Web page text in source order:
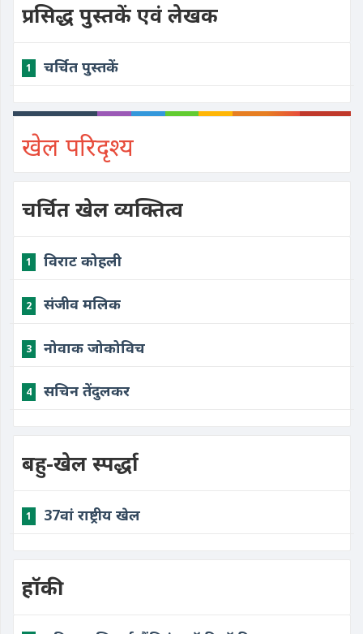
प्रसिद्ध पुस्तकें एवं लेखक
1 चर्चित पुस्तकें
खेल परिदृश्य
चर्चित खेल व्यक्तित्व
1 विराट कोहली
2 संजीव मलिक
3 नोवाक जोकोविच
4 सचिन तेंदुलकर
बहु-खेल स्पर्द्धा
1 37वां राष्ट्रीय खेल
हॉकी